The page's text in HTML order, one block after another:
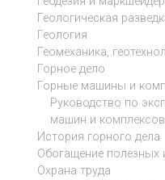
Геологическая
Геология
Геомеханика,
Горное дело
Горные машины и
Руководство по
машин и комплексов
История горного дела
Обогащение полезных
Охрана труда